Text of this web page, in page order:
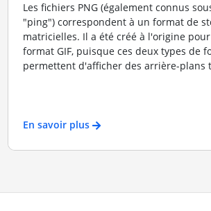
Les fichiers PNG (également connus
"ping") correspondent à un format de
matricielles. Il a été créé à l'origine
format GIF, puisque ces deux types de
permettent d'afficher des arrière-plans
En savoir plus